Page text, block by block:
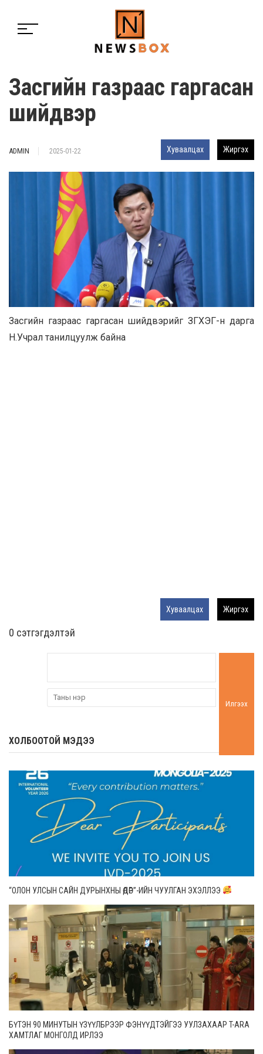
Засгийн газраас гаргасан
шийдвэр
ADMIN 2025-01-22 Хуваалцах Жиргэх
Засгийн газраас гаргасан шийдвэрийг ЗГХЭГ-н дарга
Н.Учрал танилцуулж байна
Хуваалцах Жиргэх
0 cэтгэгдэлтэй
Илгээх
ХОЛБООТОЙ МЭДЭЭ
“ОЛОН УЛСЫН САЙН ДУРЫНХНЫ ӨДӨР”-ИЙН ЧУУЛГАН ЭХЭЛЛЭЭ
БҮТЭН 90 МИНУТЫН ҮЗҮҮЛБРЭЭР ФЭНҮҮДТЭЙГЭЭ УУЛЗАХААР T-ARA
ХАМТЛАГ МОНГОЛД ИРЛЭЭ